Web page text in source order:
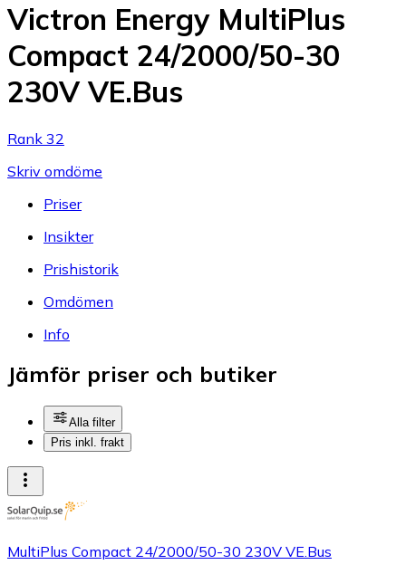
Victron Energy MultiPlus
Compact 24/2000/50-30
230V VE.Bus
Rank 32
Skriv omdöme
Priser
Insikter
Prishistorik
Omdömen
Info
Jämför priser och butiker
Alla filter
Pris inkl. frakt
MultiPlus Compact 24/2000/50-30 230V VE.Bus